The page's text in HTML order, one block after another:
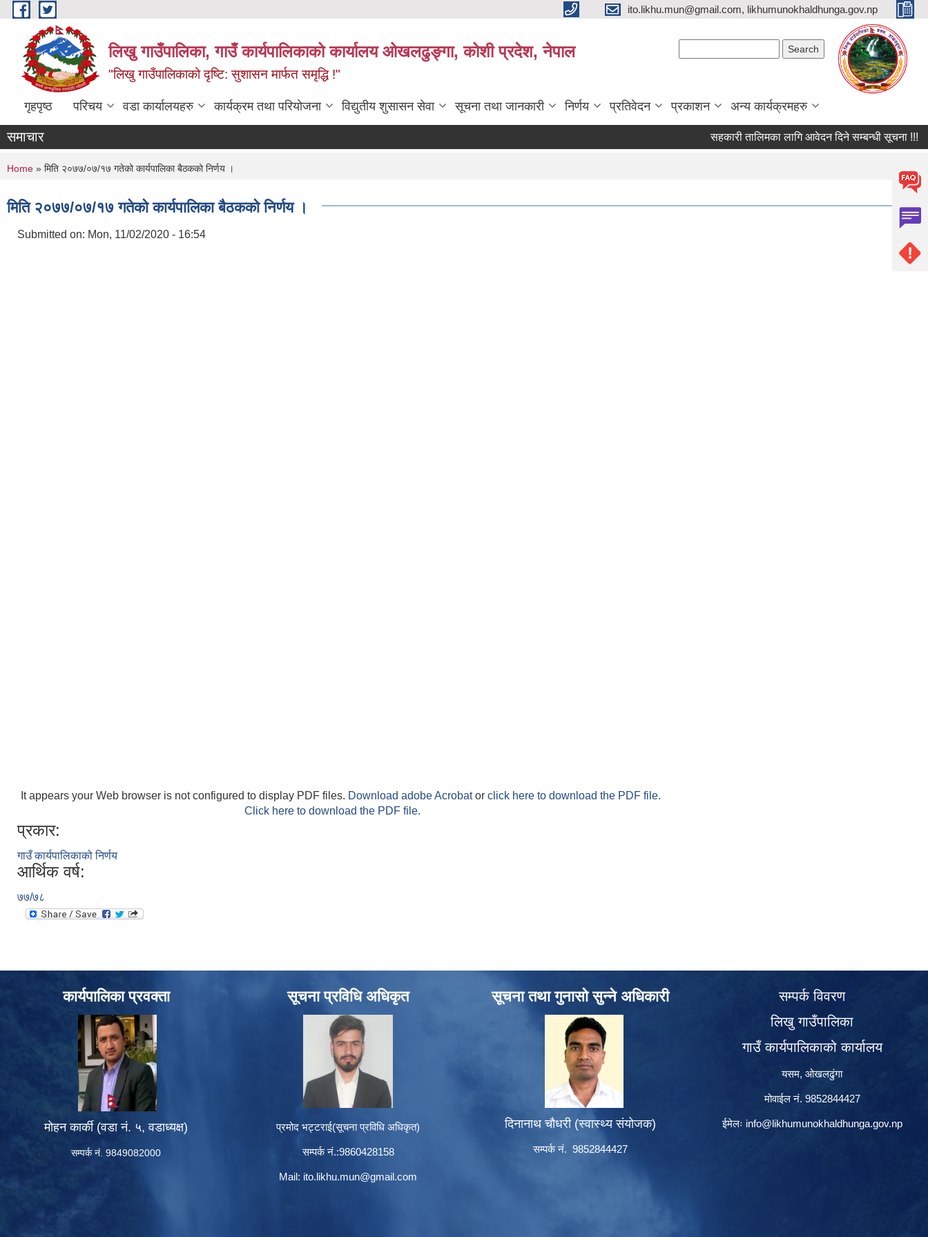
Skip to main content ito.likhu.mun@gmail.com, likhumunokhaldhunga.gov.np
लिखु गाउँपालिका, गाउँ कार्यपालिकाको कार्यालय ओखलढुङ्गा, कोशी प्रदेश, नेपाल
"लिखु गाउँपालिकाको दृष्टि: सुशासन मार्फत समृद्धि !"
गृहपृष्ठ परिचय वडा कार्यालयहरु कार्यक्रम तथा परियोजना विद्युतीय शुसासन सेवा सूचना तथा जानकारी निर्णय प्रतिवेदन प्रकाशन अन्य कार्यक्रमहरु
समाचार सहकारी तालिमका लागि आवेदन दिने सम्बन्धी सूचना !!!
You are here
Home » मिति २०७७/०७/१७ गतेको कार्यपालिका बैठकको निर्णय ।
मिति २०७७/०७/१७ गतेको कार्यपालिका बैठकको निर्णय ।
Submitted on: Mon, 11/02/2020 - 16:54
It appears your Web browser is not configured to display PDF files. Download adobe Acrobator click here to download the PDF file.
Click here to download the PDF file.
प्रकार:
गाउँ कार्यपालिकाको निर्णय
आर्थिक वर्ष:
७७/७८
कार्यपालिका प्रवक्ता
मोहन कार्की (वडा नं. ५, वडाध्यक्ष)
सम्पर्क नं. 9849082000
सूचना प्रविधि अधिकृत
प्रमोद भट्टराई(सूचना प्रविधि अधिकृत)
सम्पर्क नं.:9860428158
Mail: ito.likhu.mun@gmail.com
सूचना तथा गुनासो सुन्ने अधिकारी
दिनानाथ चौधरी (स्वास्थ्य संयोजक)
सम्पर्क नं. 9852844427
सम्पर्क विवरण
लिखु गाउँपालिका
गाउँ कार्यपालिकाको कार्यालय
यसम, ओखलढुंगा
मोवाईल नं. 9852844427
ईमेलः info@likhumunokhaldhunga.gov.np